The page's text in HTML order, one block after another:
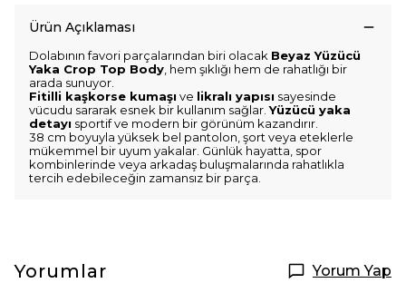
Ürün Açıklaması
Dolabının favori parçalarından biri olacak Beyaz Yüzücü
Yaka Crop Top Body , hem şıklığı hem de rahatlığı bir
arada sunuyor.
Fitilli kaşkorse kumaşı ve likralı yapısı sayesinde
vücudu sararak esnek bir kullanım sağlar.Yüzücü yaka
detayı sportif ve modern bir görünüm kazandırır.
38 cm boyuyla yüksek bel pantolon, şort veya eteklerle
mükemmel bir uyum yakalar. Günlük hayatta, spor
kombinlerinde veya arkadaş buluşmalarında rahatlıkla
tercih edebileceğin zamansız bir parça.
Yorumlar Yorum Yap